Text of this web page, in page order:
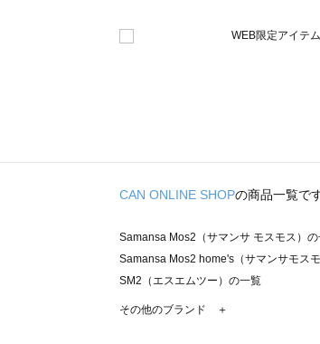
CAN ONLINE SHOPの商品一覧です
Samansa Mos2（サマンサ モスモス）
Samansa Mos2 home's（サマンサモス
SM2（エスエムツー）の一覧
TSUHARU by Samansa Mos2（ツハル
その他のブランド ＋